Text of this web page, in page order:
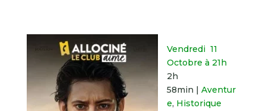
Vendredi 11
Octobre à 21h
2h
58min | Aventur
e, Historique